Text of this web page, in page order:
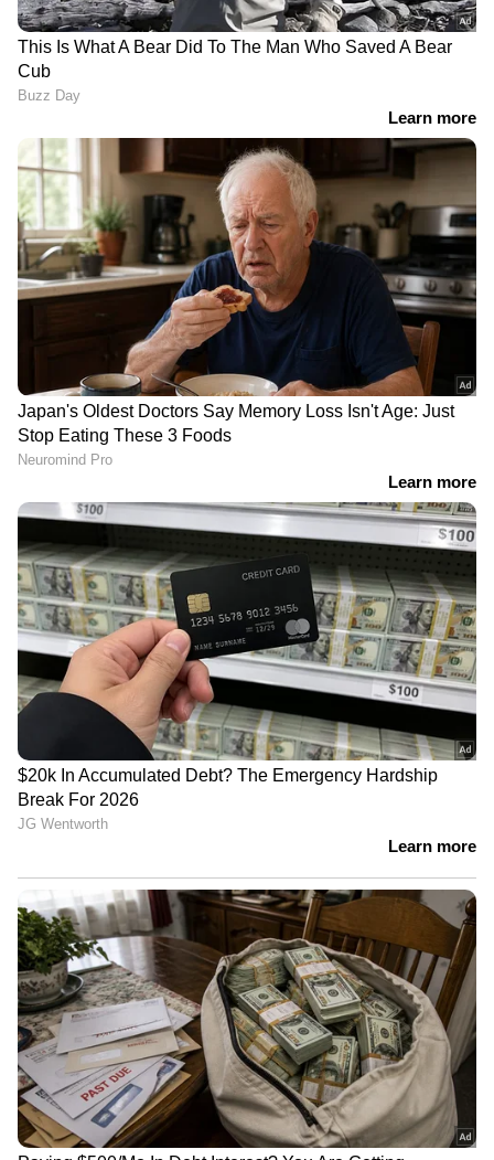
പ്രതിഷേധവുമായി എംവിഡി ഉദ്യോ​
ഗസ്ഥർ; ഡ്യൂട്ടിയിൽ നിന്ന്
വിട്ടുനിൽക്കും | MVD | Protest
കൊച്ചിയിൽ ചൂടുവെള്ളം വീണ്
പൊള്ളലേറ്റ് ചികിത്സയിലായിരുന്ന
കുഞ്ഞ് മരിച്ചു | Kochi